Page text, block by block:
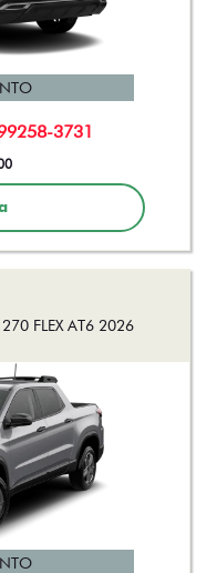
3731
FLEX AT6 2026